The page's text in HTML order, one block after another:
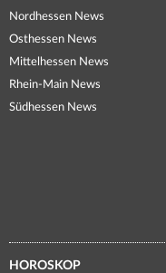
Nordhessen News
Osthessen News
Mittelhessen News
Rhein-Main News
Südhessen News
HOROSKOP